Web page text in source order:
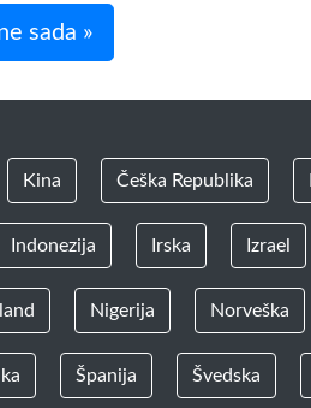
sada »
Kina Češka Republika
Indonezija Irska Izrael
Nigerija Norveška
Španija Švedska